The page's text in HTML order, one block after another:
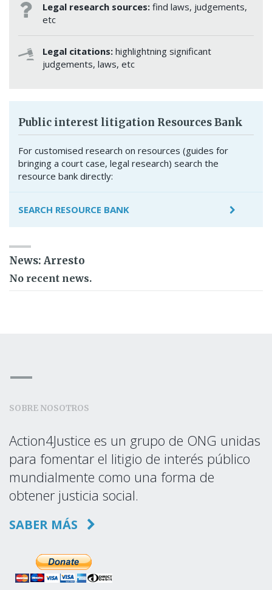
Legal research sources: find laws, judgements,
etc
Legal citations: highlightning significant
judgements, laws, etc
Public interest litigation Resources Bank
For customised research on resources (guides for
bringing a court case, legal research) search the
resource bank directly:
SEARCH RESOURCE BANK
News: Arresto
No recent news.
SOBRE NOSOTROS
Action4Justice es un grupo de ONG unidas
para fomentar el litigio de interés público
mundialmente como una forma de
obtener justicia social.
SABER MÁS